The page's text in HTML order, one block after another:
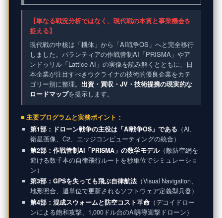
【単なる戦況分析ではなく、現代戦の本質と事業機会を
捉える】
現代戦の中核は「機体」から「AI戦争OS」へと完全移行
しました。パランティアの作戦管制AI「PRISMA」やア
ンドゥリル「Lattice AI」の実像を読み解くとともに、日
本企業が注目すべきウクライナの技術的優良企業をカテ
ゴリー別に整理。 出資・買収・JV・技術提携の現実的な
ロードマップを提示します。
■ 主要プログラムと実務ポイント：
第1部：ドローン戦争の主役は「AI戦争OS」である （AI、
衛星画像、C2、エッジコンピューティングの統合）
第2部：作戦管制AI「PRISMA」の数学モデル（敵防空網を
避ける数千本の自律飛行ルートを秒単位でシミュレーショ
ン）
第3部：GPSを失っても飛ぶ自律航法（Visual Navigation、
地形照合、週単位で更新されるソフトウェア定義型兵器）
第4部：混成スウォームと防空コスト革命（デコイドロー
ンによる飽和攻撃、1,000ドル台のAI誘導迎撃ドローン）